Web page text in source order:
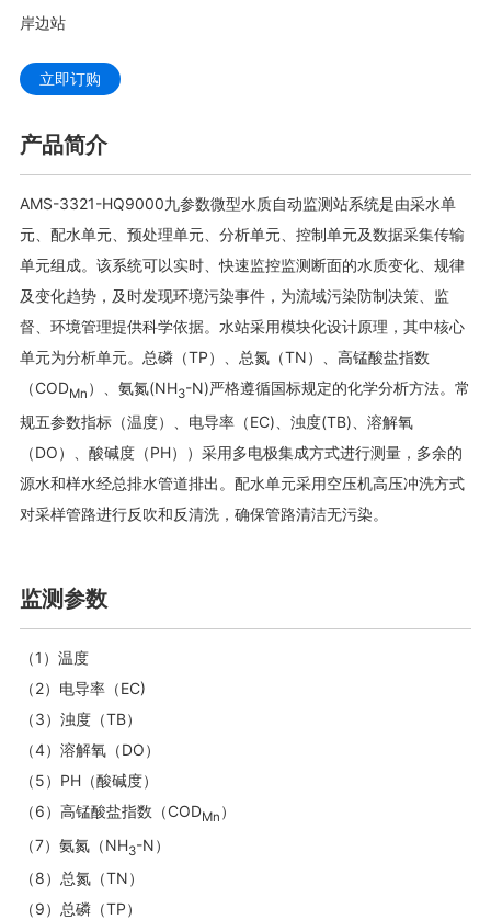
岸边站
立即订购
产品简介
AMS-3321-HQ9000九参数微型水质自动监测站系统是由采水单
元、配水单元、预处理单元、分析单元、控制单元及数据采集传输
单元组成。该系统可以实时、快速监控监测断面的水质变化、规律
及变化趋势，及时发现环境污染事件，为流域污染防制决策、监
督、环境管理提供科学依据。水站采用模块化设计原理，其中核心
单元为分析单元。总磷（TP）、总氮（TN）、高锰酸盐指数
（CODMn ）、氨氮(NH3-N)严格遵循国标规定的化学分析方法。常
规五参数指标（温度）、 电导率（EC)
浊度(TB)、溶解氧
（DO）
酸碱度（PH）
）采用多电极集成方式进行测量，多余的
源水和样水经总排水管道排出。配水单元采用空压机高压冲洗方式
对采样管路进行反吹和反清洗，确保管路清洁无污染。
监测参数
（1）温度
（2） 电导率（EC)
（3） 浊度（TB）
（4）溶解氧（DO）
（5）PH（酸碱度）
（6）高锰酸盐指数（CODMn ）
（7） 氨氮（NH3-N）
（8）总氮（TN）
（9）总磷（TP）